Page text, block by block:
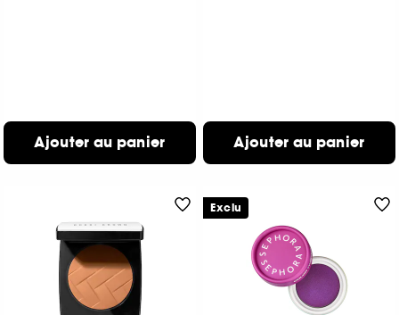
Ajouter au panier Ajouter au panier
Exclu